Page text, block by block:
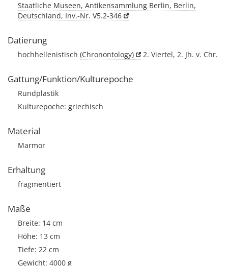
Staatliche Museen, Antikensammlung Berlin, Berlin,
Deutschland, Inv.-Nr. V5.2-346
Datierung
hochhellenistisch (Chronontology) 2. Viertel, 2. Jh. v. Chr.
Gattung/Funktion/Kulturepoche
Rundplastik
Kulturepoche: griechisch
Material
Marmor
Erhaltung
fragmentiert
Maße
Breite: 14 cm
Höhe: 13 cm
Tiefe: 22 cm
Gewicht: 4000 g